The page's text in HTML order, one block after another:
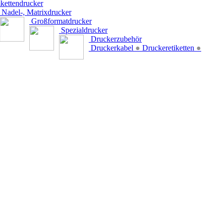
Nadel-, Matrixdrucker
Großformatdrucker
Spezialdrucker
Druckerzubehör
Druckerkabel ● Druckeretiketten ●